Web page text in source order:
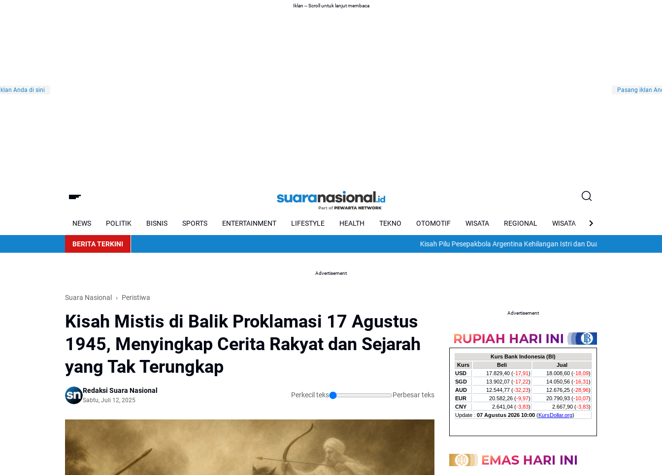
Iklan -- Scroll untuk lanjut membaca
NEWS POLITIK BISNIS SPORTS ENTERTAINMENT LIFESTYLE HEALTH TEKNO OTOMOTIF WISATA REGIONAL WISATA VIRAL
BERITA TERKINI Kisah Pilu Pesepakbola Argentina Kehilangan Istri dan Dua Anak dalam Gempa Dahsyat
Advertisement
Suara Nasional Peristiwa
Kisah Mistis di Balik Proklamasi 17 Agustus
1945, Menyingkap Cerita Rakyat dan Sejarah
yang Tak Terungkap
Redaksi Suara Nasional
Sabtu, Juli 12, 2025
Perkecil teks Perbesar teks
Advertisement
Anda di sini Pasang iklan